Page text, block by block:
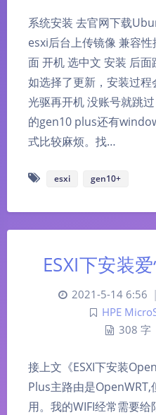
系统安装 去官网下载
esxi后台上传镜像 兼容
面 开机 选中文 安装 后
如选择了更新，安装过
光驱再开机 没账号就跳
的gen10 plus还有
式比较麻烦。找…
esxi gen10+
ESXI下安装
2021-5-14 6:56 |
HPE
308 字
接上文《ESXI下安装
Plus主路由是
用。我的WIFI经常需要